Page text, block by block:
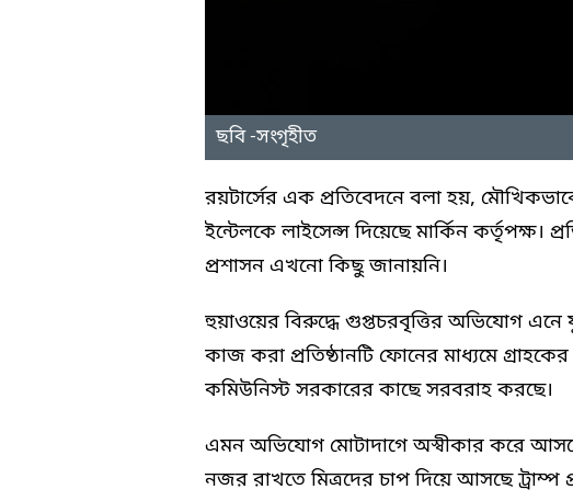
ছবি -সংগৃহীত
রয়টার্সের এক প্রতিবেদনে বলা হয়,
ইন্টেলকে লাইসেন্স দিয়েছে মার্কিন কর্তৃপক্ষ।
প্রশাসন এখনো কিছু জানায়নি।
হুয়াওয়ের বিরুদ্ধে গুপ্তচরবৃত্তির অভিযোগ এনে
কাজ করা প্রতিষ্ঠানটি ফোনের মাধ্যমে
কমিউনিস্ট সরকারের কাছে সরবরাহ করছে।
এমন অভিযোগ মোটাদাগে অস্বীকার করে
নজর রাখতে মিত্রদের চাপ দিয়ে আসছে ট্রাম্প